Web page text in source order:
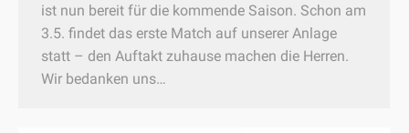
ist nun bereit für die kommende Saison. Schon am
3.5. findet das erste Match auf unserer Anlage
statt – den Auftakt zuhause machen die Herren.
Wir bedanken uns…